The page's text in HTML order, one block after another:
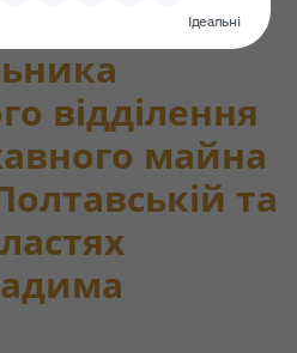
перевірки
відділення
майна
та